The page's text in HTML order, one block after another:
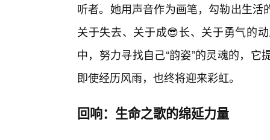
听者。她用声音作为画笔，勾勒出生
关于失去、关于成😎长、关于勇气的
中，努力寻找自己“韵姿”的灵魂的，
即使经历风雨，也终将迎来彩虹。
回响：生命之歌的绵延力量